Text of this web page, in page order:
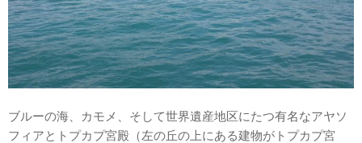
ブルーの海、カモメ、そして世界遺産地区にたつ有名なアヤソ
フィアとトプカプ宮殿（左の丘の上にある建物がトプカプ宮